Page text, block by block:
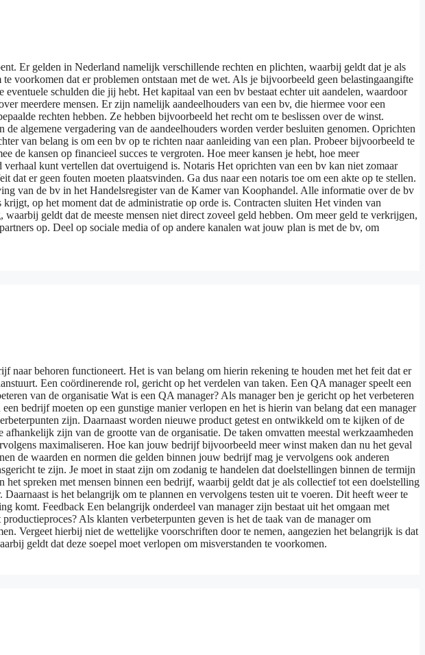
Er gelden in Nederland namelijk verschillende rechten en plichten, waarbij geldt dat je als
voorkomen dat er problemen ontstaan met de wet. Als je bijvoorbeeld geen belastingaangifte
schulden die jij hebt. Het kapitaal van een bv bestaat echter uit aandelen, waardoor
meerdere mensen. Er zijn namelijk aandeelhouders van een bv, die hiermee voor een
rechten hebben. Ze hebben bijvoorbeeld het recht om te beslissen over de winst.
algemene vergadering van de aandeelhouders worden verder besluiten genomen. Oprichten
van belang is om een bv op te richten naar aanleiding van een plan. Probeer bijvoorbeeld te
de kansen op financieel succes te vergroten. Hoe meer kansen je hebt, hoe meer
kunt vertellen dat overtuigend is. Notaris Het oprichten van een bv kan niet zomaar
er geen fouten moeten plaatsvinden. Ga dus naar een notaris toe om een akte op te stellen.
van de bv in het Handelsregister van de Kamer van Koophandel. Alle informatie over de bv
op het moment dat de administratie op orde is. Contracten sluiten Het vinden van
geldt dat de meeste mensen niet direct zoveel geld hebben. Om meer geld te verkrijgen,
op. Deel op sociale media of op andere kanalen wat jouw plan is met de bv, om
naar behoren functioneert. Het is van belang om hierin rekening te houden met het feit dat er
Een coördinerende rol, gericht op het verdelen van taken. Een QA manager speelt een
van de organisatie Wat is een QA manager? Als manager ben je gericht op het verbeteren
bedrijf moeten op een gunstige manier verlopen en het is hierin van belang dat een manager
zijn. Daarnaast worden nieuwe product getest en ontwikkeld om te kijken of de
zijn van de grootte van de organisatie. De taken omvatten meestal werkzaamheden
maximaliseren. Hoe kan jouw bedrijf bijvoorbeeld meer winst maken dan nu het geval
de waarden en normen die gelden binnen jouw bedrijf mag je vervolgens ook anderen
te zijn. Je moet in staat zijn om zodanig te handelen dat doelstellingen binnen de termijn
spreken met mensen binnen een bedrijf, waarbij geldt dat je als collectief tot een doelstelling
is het belangrijk om te plannen en vervolgens testen uit te voeren. Dit heeft weer te
komt. Feedback Een belangrijk onderdeel van manager zijn bestaat uit het omgaan met
Als klanten verbeterpunten geven is het de taak van de manager om
Vergeet hierbij niet de wettelijke voorschriften door te nemen, aangezien het belangrijk is dat
geldt dat deze soepel moet verlopen om misverstanden te voorkomen.